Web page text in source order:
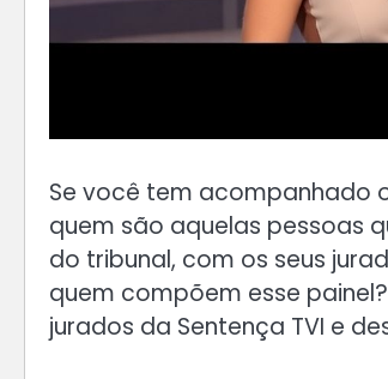
Se você tem acompanhado
quem são aquelas pessoas
do tribunal, com os seus
quem compõem esse
jurados da Sentença TVI e